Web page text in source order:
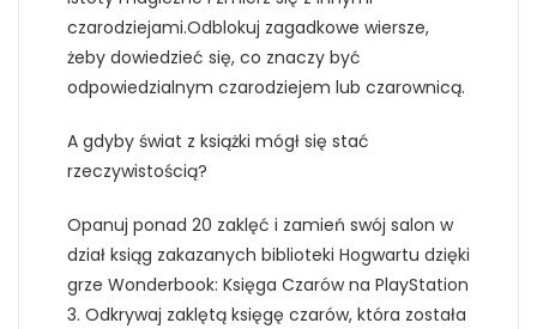
czarodziejami.Odblokuj zagadkowe wiersze,
żeby dowiedzieć się, co znaczy być
odpowiedzialnym czarodziejem lub czarownicą.
A gdyby świat z książki mógł się stać
rzeczywistością?
Opanuj ponad 20 zaklęć i zamień swój salon w
dział ksiąg zakazanych biblioteki Hogwartu dzięki
grze Wonderbook: Księga Czarów na PlayStation
3. Odkrywaj zaklętą księgę czarów, która została